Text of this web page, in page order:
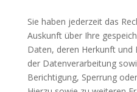
Sie haben jederzeit das
Auskunft über Ihre
Daten, deren Herkunft und
der Datenverarbeitung
Berichtigung, Sperrung